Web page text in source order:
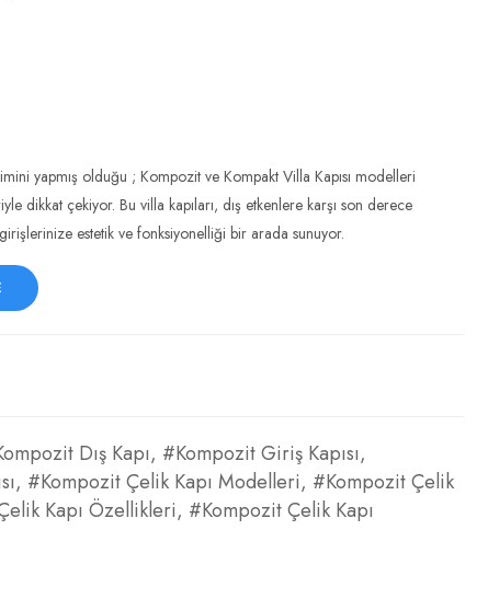
yapmış olduğu ; Kompozit ve Kompakt Villa Kapısı modelleri
dikkat çekiyor. Bu villa kapıları, dış etkenlere karşı son derece
estetik ve fonksiyonelliği bir arada sunuyor.
Dış Kapı, #Kompozit Giriş Kapısı,
, #Kompozit Çelik Kapı Modelleri, #Kompozit Çelik
Kapı Özellikleri, #Kompozit Çelik Kapı